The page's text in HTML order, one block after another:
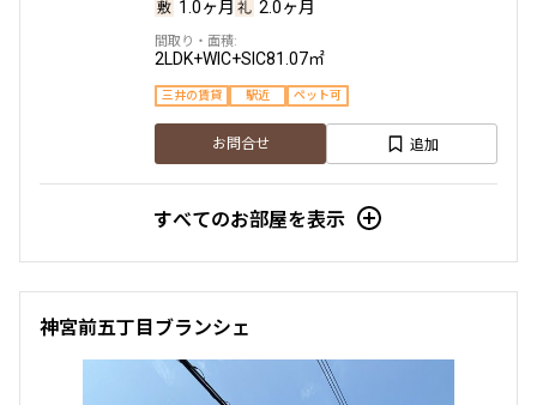
1.0ヶ月 2.0ヶ月
2LDK+WIC+SIC81.07㎡
三井の賃貸 駅近 ペット可
お問合せ 追加
すべてのお部屋を表示
神宮前五丁目ブランシェ